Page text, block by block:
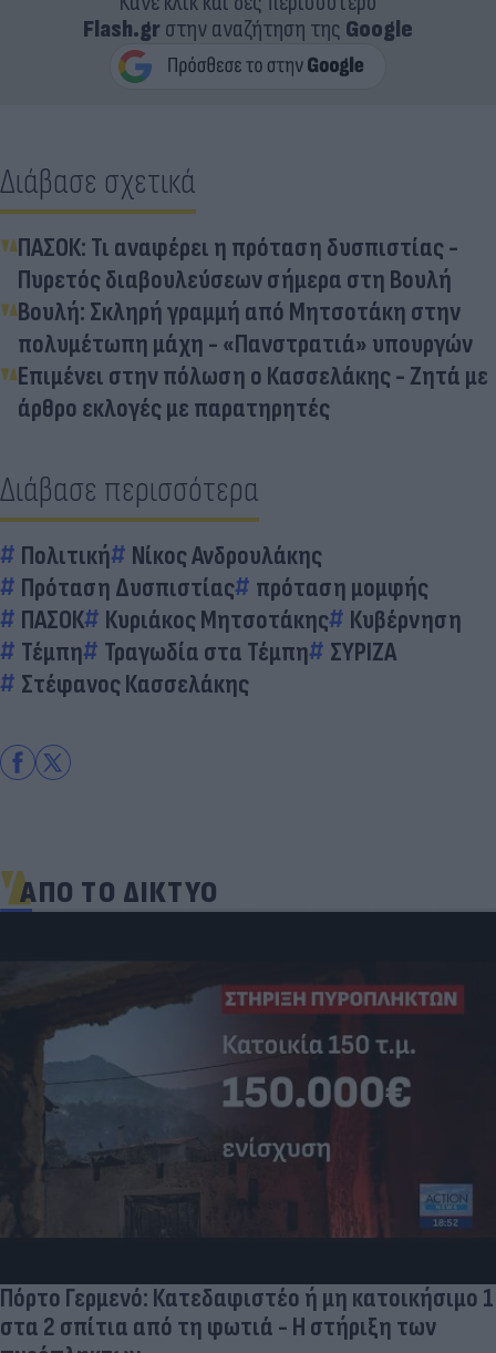
Flash.grστην αναζήτηση της Google
Διάβασε σχετικά
ΠΑΣΟΚ: Τι αναφέρει η πρόταση δυσπιστίας -
Πυρετός διαβουλεύσεων σήμερα στη Βουλή
Βουλή: Σκληρή γραμμή από Μητσοτάκη στην
πολυμέτωπη μάχη - «Πανστρατιά» υπουργών
Επιμένει στην πόλωση ο Κασσελάκης - Ζητά με
άρθρο εκλογές με παρατηρητές
Διάβασε περισσότερα
Πολιτική
Νίκος Ανδρουλάκης
Πρόταση Δυσπιστίας
πρόταση μομφής
ΠΑΣΟΚ
Κυριάκος Μητσοτάκης
Κυβέρνηση
Τέμπη
Τραγωδία στα Τέμπη
ΣΥΡΙΖΑ
Στέφανος Κασσελάκης
ΑΠΟ ΤΟ ΔΙΚΤΥΟ
Πόρτο Γερμενό: Κατεδαφιστέο ή μη κατοικήσιμο 1
στα 2 σπίτια από τη φωτιά - Η στήριξη των